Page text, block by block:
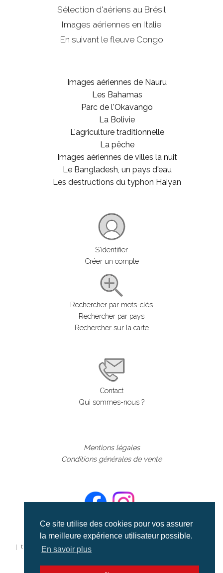
Ce site utilise des cookies pour vos assurer
la meilleure expérience utilisateur possible.
En savoir plus
Sélection d'aériens au Brésil
Images aériennes en Italie
En suivant le fleuve Congo
Images aériennes de Nauru
Les Bahamas
Parc de l'Okavango
La Bolivie
L'agriculture traditionnelle
La pêche
Images aériennes de villes la nuit
Le Bangladesh, un pays d'eau
Les destructions du typhon Haiyan
S'identifier
Créer un compte
Rechercher par mots-clés
Rechercher par pays
Rechercher sur la carte
Contact
Qui sommes-nous ?
Mentions légales
Conditions générales de vente
©aerialcollection marque déposée 2024
| tous droits réservés | aerialcollection.fr banque d'images
aériennes et documentaires video et cinéma |